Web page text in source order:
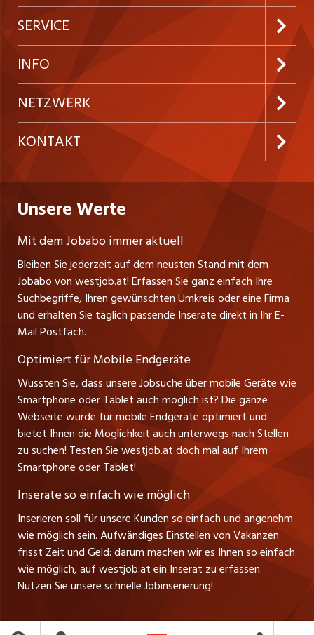
Jobabo abonnieren
Neue Stellen
Festanstellungen
Temporäre Jobs
Praktika
Lehrstellen
Führungspositionen
Management / Kader-Jobs
SERVICE
Kundenlogin
Inserieren
Firmen
Personalvermittler
INFO
Preise und Leistungen
AGB
Datenschutzerklärung
Impressum
NETZWERK
ostjob.ch
jobzüri.ch
jobmittelland.ch
jobbern.ch
jobbasel.ch
zentraljob.ch
myjob.ch
schaffu.ch (VS)
ajourjob.ch
russmedia.com
vol.at
KONTAKT
Gutenbergstrasse 1
A-6858 Schwarzach
Stefan Spötl
Tel. +43 664 39 47 47 7
Leiter westjob.at
Andrea Graf
Tel. +43 664 20 30 02 1
Verkauf und Beratung
Unsere Werte
Mit dem Jobabo immer aktuell
Bleiben Sie jederzeit auf dem neusten Stand mit dem
Jobabo von westjob.at! Erfassen Sie ganz einfach Ihre
Suchbegriffe, Ihren gewünschten Umkreis oder eine Firma
und erhalten Sie täglich passende Inserate direkt in Ihr E-
Mail Postfach.
Optimiert für Mobile Endgeräte
Wussten Sie, dass unsere Jobsuche über mobile Geräte wie
Smartphone oder Tablet auch möglich ist? Die ganze
Webseite wurde für mobile Endgeräte optimiert und
bietet Ihnen die Möglichkeit auch unterwegs nach Stellen
zu suchen! Testen Sie westjob.at doch mal auf Ihrem
Smartphone oder Tablet!
Inserate so einfach wie möglich
Inserieren soll für unsere Kunden so einfach und angenehm
wie möglich sein. Aufwändiges Einstellen von Vakanzen
frisst Zeit und Geld: darum machen wir es Ihnen so einfach
wie möglich, auf westjob.at ein Inserat zu erfassen.
Nutzen Sie unsere schnelle Jobinserierung!